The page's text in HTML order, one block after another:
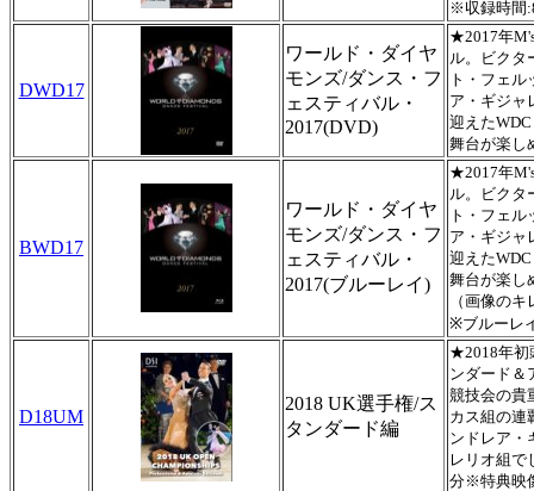
※収録時間
DWD17
ワールド・ダイヤ
モンズ/ダンス・フ
ェスティバル・
2017(DVD)
★2017年
ル。ビクタ
ト・フェ
ア・ギジャ
迎えた
舞台が楽し
BWD17
ワールド・ダイヤ
モンズ/ダンス・フ
ェスティバル・
2017(ブルーレイ)
★2017年
ル。ビクタ
ト・フェ
ア・ギジャ
迎えた
舞台が楽し
（画像の
※ブルーレ
D18UM
2018 UK選手権/ス
タンダード編
★2018年初
ンダード＆
競技会の貴
カス組の連
ンドレア・
レリオ組で
分※特典映